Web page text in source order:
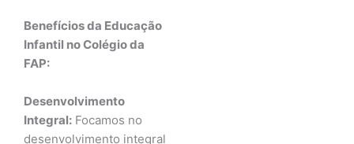
Benefícios da Educação
Infantil no Colégio da
FAP:
Desenvolvimento
Integral: Focamos no
desenvolvimento integral